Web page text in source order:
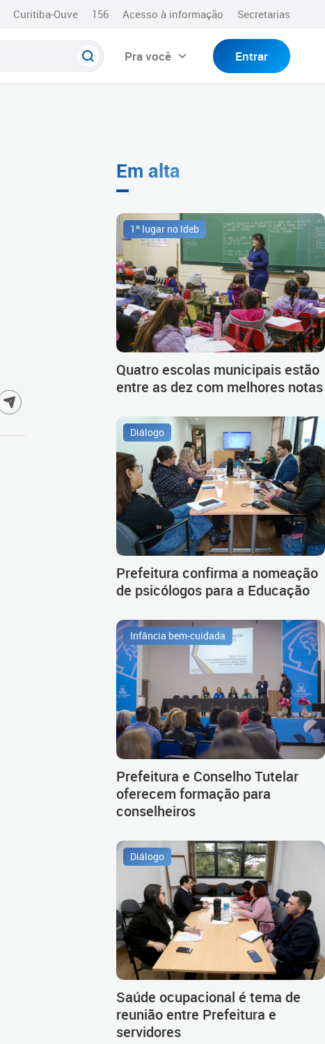
Curitiba-Ouve 156 Acesso à informação Secretarias
Pra você Entrar
Em alta
1º lugar no Ideb
Quatro escolas municipais estão
entre as dez com melhores notas
Diálogo
Prefeitura confirma a nomeação
de psicólogos para a Educação
Infância bem-cuidada
Prefeitura e Conselho Tutelar
oferecem formação para
conselheiros
Diálogo
Saúde ocupacional é tema de
reunião entre Prefeitura e
servidores